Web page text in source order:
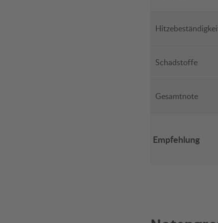
Schadstoffe
Gesamtnote
Empfehlung